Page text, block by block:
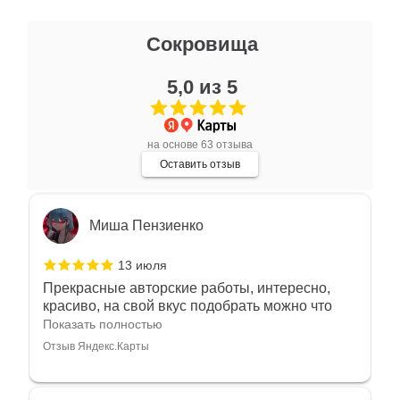
Сокровища
5,0 из 5
на основе 63 отзыва
Оставить отзыв
Очень большой выбор украшений! Каждое -
индивидуально и завораживает своей
красотой! Трудно не купить всё! Спасибо!
Отзыв Яндекс.Карты
Миша Пензиенко
13 июля
Прекрасные авторские работы, интересно,
красиво, на свой вкус подобрать можно что
угодно
Показать полностью
Отзыв Яндекс.Карты